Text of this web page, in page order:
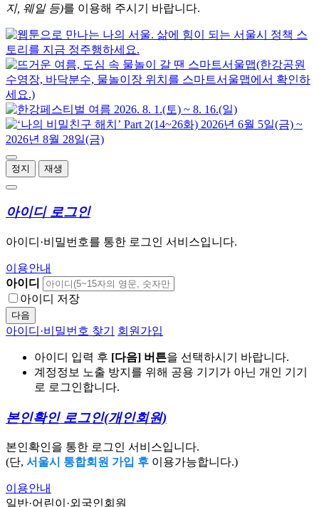
지, 웨일 등)를 이용해 주시기 바랍니다.
정지 재생
아이디 로그인
아이디·비밀번호를 통한 로그인 서비스입니다.
이용안내
아이디
아이디 저장
다음
아이디·비밀번호 찾기 회원가입
아이디 입력 후 [다음] 버튼을 선택하시기 바랍니다.
계정정보 노출 방지를 위해 공용 기기가 아닌 개인 기기
로 로그인합니다.
본인확인 로그인(개인회원)
본인확인을 통한 로그인 서비스입니다.
(단, 서울시 통합회원 가입 후 이용가능합니다.)
이용안내
일반·어린이·외국인회원